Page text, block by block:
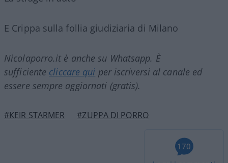
E Crippa sulla follia giudiziaria di Milano
Nicolaporro.it è anche su Whatsapp. È
sufficiente cliccare qui per iscriversi al canale ed
essere sempre aggiornati (gratis).
#KEIR STARMER #ZUPPA DI PORRO
170